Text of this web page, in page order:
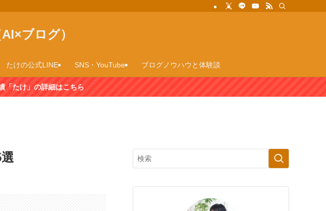
ブログ）
たけの公式LINE SNS・YouTube ブログノウハウと体験談
「たけ」の詳細はこちら